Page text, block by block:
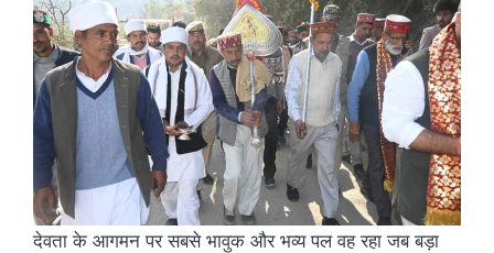
देवता के आगमन पर सबसे भावुक और भव्य पल वह रहा जब बड़ा